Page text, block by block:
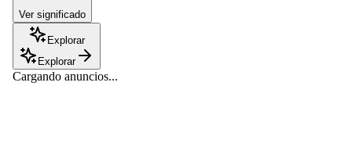
Ver significado
Explorar
Explorar
Cargando anuncios...